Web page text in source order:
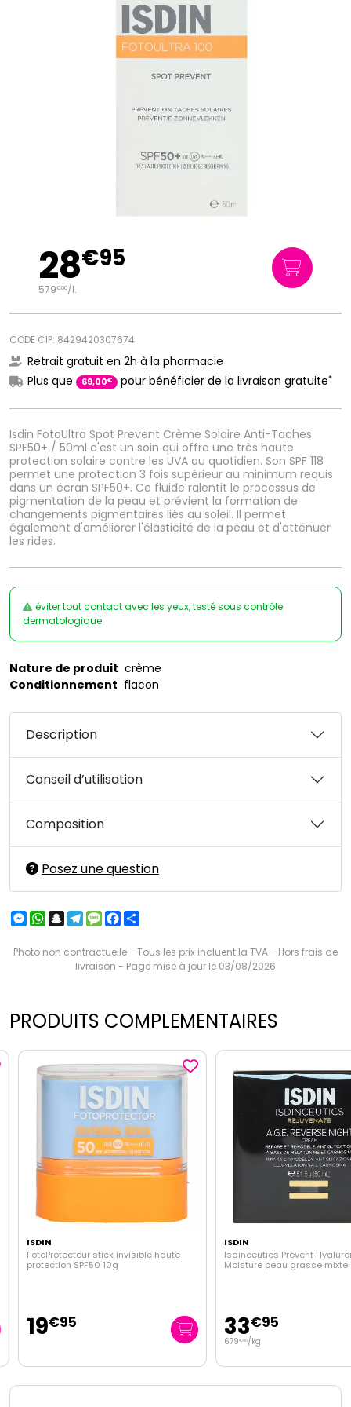
Isdin FotoUltra Spot Prevent Crème Solaire Anti-Taches
SPF50+ / 50ml c'est un soin qui offre une très haute
protection solaire contre les UVA au quotidien. Son SPF 118
permet une protection 3 fois supérieur au minimum requis
dans un écran SPF50+. Ce fluide ralentit le processus de
pigmentation de la peau et prévient la formation de
changements pigmentaires liés au soleil. Il permet
également d'améliorer l'élasticité de la peau et d'atténuer
les rides.
28€95
579€00/l.
CODE CIP: 8429420307674
Retrait gratuit en 2h à la pharmacie
Plus que
69,00€ pour bénéficier de la livraison gratuite*
éviter tout contact avec les yeux, testé sous contrôle
dermatologique
Nature de produit crème
Conditionnement flacon
Description
Conseil d’utilisation
Composition
Posez une question
Messenger
WhatsApp
Snapchat
Telegram
MessageFacebook
Photo non contractuelle - Tous les prix incluent la TVA - Hors frais de
livraison - Page mise à jour le 03/08/2026
PRODUITS COMPLEMENTAIRES
ISDIN
FotoProtecteur stick invisible haute
protection SPF50 10g
19€95
ISDIN
Isdinceutics Prevent
Moisture peau grasse mixte
33€95
679€00/kg